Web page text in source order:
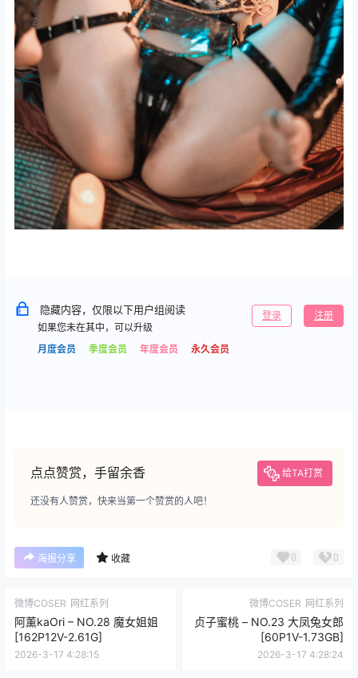
隐藏内容，仅限以下用户组阅读
如果您未在其中，可以升级
月度会员
季度会员 年度会员 永久会员
登录 注册
点点赞赏，手留余香 给TA打赏
还没有人赞赏，快来当第一个赞赏的人吧！
海报分享 收藏 0 0
微博COSER 网红系列
阿薰kaOri – NO.28 魔女姐姐
[162P12V-2.61G]
2026-3-17 4:28:15
微博COSER 网红系列
贞子蜜桃 – NO.23 大凤兔女郎
[60P1V-1.73GB]
2026-3-17 4:28:24